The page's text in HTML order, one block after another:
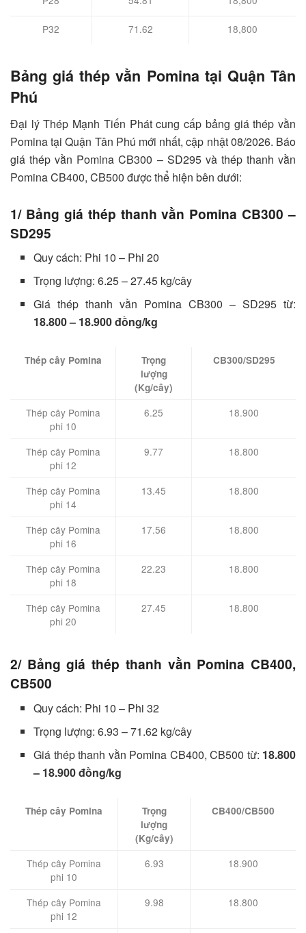
P32 71.62 18,800
Bảng giá thép vằn Pomina tại Quận Tân
Phú
Đại lý Thép Mạnh Tiến Phát cung cấp bảng giá thép vằn
Pomina tại Quận Tân Phú mới nhất, cập nhật 08/2026. Báo
giá thép vằn Pomina CB300 – SD295 và thép thanh vằn
Pomina CB400, CB500 được thể hiện bên dưới:
1/ Bảng giá thép thanh vằn Pomina CB300 –
SD295
Quy cách: Phi 10 – Phi 20
Trọng lượng: 6.25 – 27.45 kg/cây
Giá thép thanh vằn Pomina CB300 – SD295 từ:
18.800 – 18.900 đồng/kg
Thép cây Pomina
Trọng
lượng
(Kg/cây)
CB300/SD295
Thép cây Pomina
phi 10
6.25 18.900
Thép cây Pomina
phi 12
9.77 18.800
Thép cây Pomina
phi 14
13.45 18.800
Thép cây Pomina
phi 16
17.56 18.800
Thép cây Pomina
phi 18
22.23 18.800
Thép cây Pomina
phi 20
27.45 18.800
2/ Bảng giá thép thanh vằn Pomina CB400,
CB500
Quy cách: Phi 10 – Phi 32
Trọng lượng: 6.93 – 71.62 kg/cây
Giá thép thanh vằn Pomina CB400, CB500 từ: 18.800
– 18.900 đồng/kg
Thép cây Pomina
Trọng
lượng
(Kg/cây)
CB400/CB500
Thép cây Pomina
phi 10
6.93 18.900
Thép cây Pomina
phi 12
9.98 18.800